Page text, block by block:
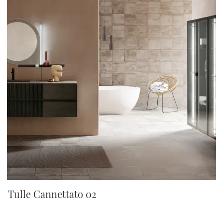
Tulle Cannettato 02